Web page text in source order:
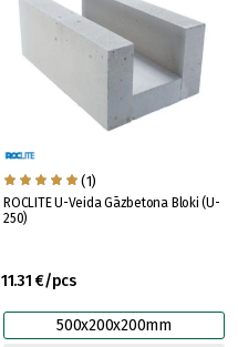
(1)
ROCLITE U-Veida Gāzbetona Bloki (U-
250)
11.31 €/pcs
500x200x200mm